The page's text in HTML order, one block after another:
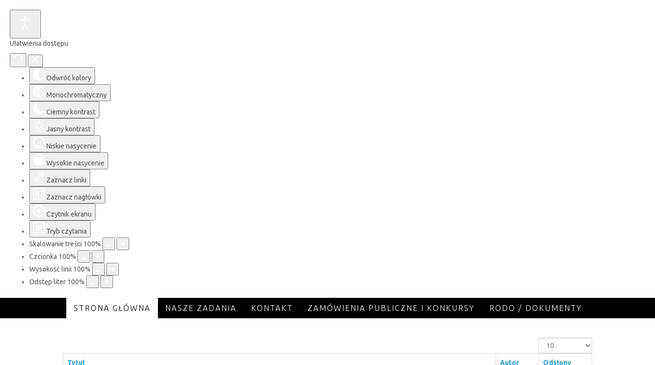
Ułatwienia dostępu
Odwróć kolory
Monochromatyczny
Ciemny kontrast
Jasny kontrast
Niskie nasycenie
Wysokie nasycenie
Zaznacz linki
Zaznacz nagłówki
Czytnik ekranu
Tryb czytania
Skalowanie treści 100%
Czcionka 100%
Wysokość linii 100%
Odstęp liter 100%
STRONA GŁÓWNA NASZE ZADANIA KONTAKT ZAMÓWIENIA PUBLICZNE I KONKURSY RODO / DOKUMENTY
Pokaż
#
Tytuł
Autor Odsłony